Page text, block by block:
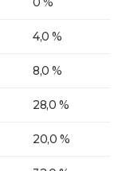
4,0 %
8,0 %
28,0 %
20,0 %